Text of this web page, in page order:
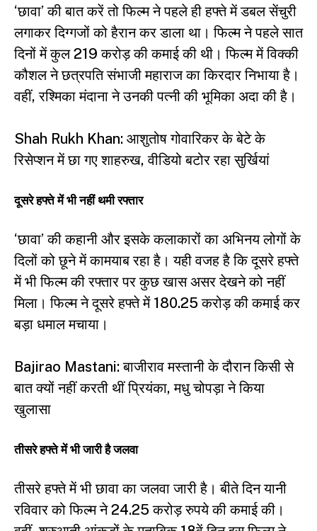
‘छावा’ की बात करें तो फिल्म ने पहले ही हफ्ते में डबल सेंचुरी
लगाकर दिग्गजों को हैरान कर डाला था। फिल्म ने पहले सात
दिनों में कुल 219 करोड़ की कमाई की थी। फिल्म में विक्की
कौशल ने छत्रपति संभाजी महाराज का किरदार निभाया है।
वहीं, रश्मिका मंदाना ने उनकी पत्नी की भूमिका अदा की है।
Shah Rukh Khan: आशुतोष गोवारिकर के बेटे के
रिसेप्शन में छा गए शाहरुख, वीडियो बटोर रहा सुर्खियां
दूसरे हफ्ते में भी नहीं थमी रफ्तार
‘छावा’ की कहानी और इसके कलाकारों का अभिनय लोगों के
दिलों को छूने में कामयाब रहा है। यही वजह है कि दूसरे हफ्ते
में भी फिल्म की रफ्तार पर कुछ खास असर देखने को नहीं
मिला। फिल्म ने दूसरे हफ्ते में 180.25 करोड़ की कमाई कर
बड़ा धमाल मचाया।
Bajirao Mastani: बाजीराव मस्तानी के दौरान किसी से
बात क्यों नहीं करती थीं प्रियंका, मधु चोपड़ा ने किया
खुलासा
तीसरे हफ्ते में भी जारी है जलवा
तीसरे हफ्ते में भी छावा का जलवा जारी है। बीते दिन यानी
रविवार को फिल्म ने 24.25 करोड़ रुपये की कमाई की।